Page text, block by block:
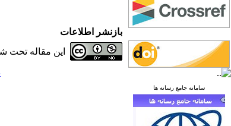
سامانه جامع رسانه ها
بازنشر اطلاعات
این مقاله تحت